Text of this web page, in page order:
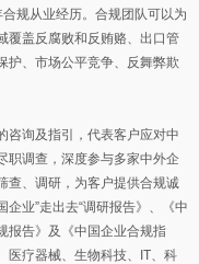
规从业经历。合规团队可以为
覆盖反腐败和反贿赂、出口管
护、市场公平竞争、反舞弊欺
咨询及指引，代表客户应对中
职调查，深度参与多家中外企
查、调研，为客户提供合规诚
业”走出去“调研报告》、《中
报告》及《中国企业合规指
医疗器械、生物科技、IT、科